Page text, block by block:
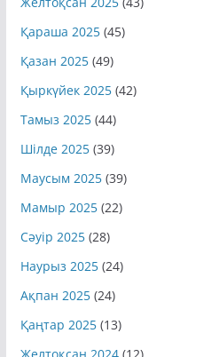
Желтоқсан 2025(43)
Қараша 2025(45)
Қазан 2025(49)
Қыркүйек 2025(42)
Тамыз 2025(44)
Шілде 2025(39)
Маусым 2025(39)
Мамыр 2025(22)
Сәуір 2025(28)
Наурыз 2025(24)
Ақпан 2025(24)
Қаңтар 2025(13)